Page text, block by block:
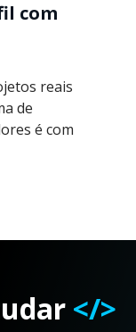
com
reais
de
é com
</>